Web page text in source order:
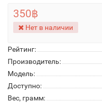
Рейтинг:
Производитель:
Модель:
Доступно:
Вес, грамм:
350฿
Нет в наличии